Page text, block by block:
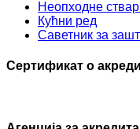
Неопходне
Кућни ред
Саветник за
Сертификат о